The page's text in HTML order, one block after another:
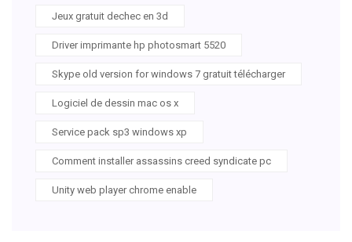
Jeux gratuit dechec en 3d
Driver imprimante hp photosmart 5520
Skype old version for windows 7 gratuit télécharger
Logiciel de dessin mac os x
Service pack sp3 windows xp
Comment installer assassins creed syndicate pc
Unity web player chrome enable